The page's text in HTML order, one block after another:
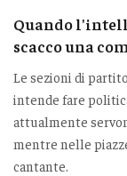
Quando
scacco una
Le sezioni di
intende fare
attualmente
mentre nelle
cantante.